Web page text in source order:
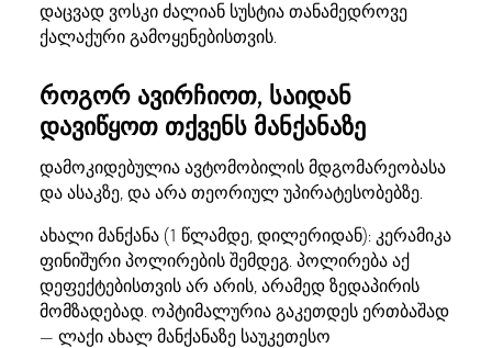
დაცვად ვოსკი ძალიან სუსტია თანამედროვე
ქალაქური გამოყენებისთვის.
როგორ ავირჩიოთ, საიდან
დავიწყოთ თქვენს მანქანაზე
დამოკიდებულია ავტომობილის მდგომარეობასა
და ასაკზე, და არა თეორიულ უპირატესობებზე.
ახალი მანქანა (1 წლამდე, დილერიდან): კერამიკა
ფინიშური პოლირების შემდეგ. პოლირება აქ
დეფექტებისთვის არ არის, არამედ ზედაპირის
მომზადებად. ოპტიმალურია გაკეთდეს ერთბაშად
— ლაქი ახალ მანქანაზე საუკეთესო